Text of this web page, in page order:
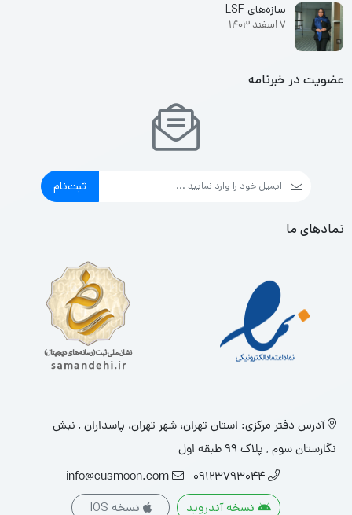
سازه‌های LSF
7 اسفند 1403
عضویت در خبرنامه
ثبت‌نام
نمادهای ما
آدرس دفتر مرکزی: استان تهران، شهر تهران، پاسداران , نبش
نگارستان سوم , پلاک ۹۹ طبقه اول
09123793044
info@cusmoon.com
نسخه آندروید نسخه IOS